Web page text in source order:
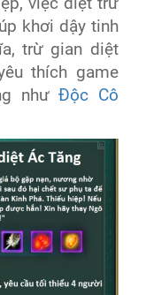
khơi dậy tinh
trừ gian diệt
thích game
nhưĐộc Cô